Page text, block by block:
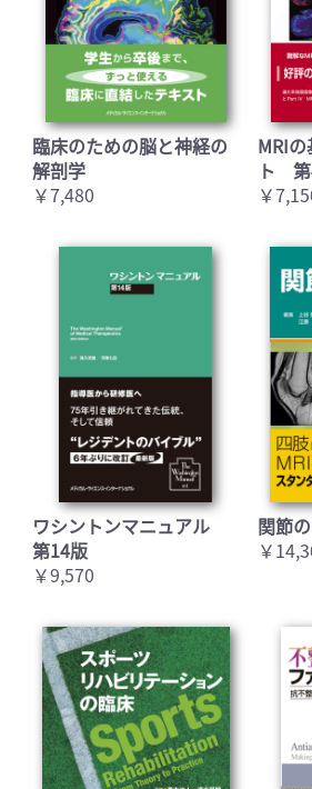
臨床のための脳と神経の
解剖学
￥7,480
MRI
ト
￥
ワシントンマニュアル
第14版
￥9,570
関節
￥